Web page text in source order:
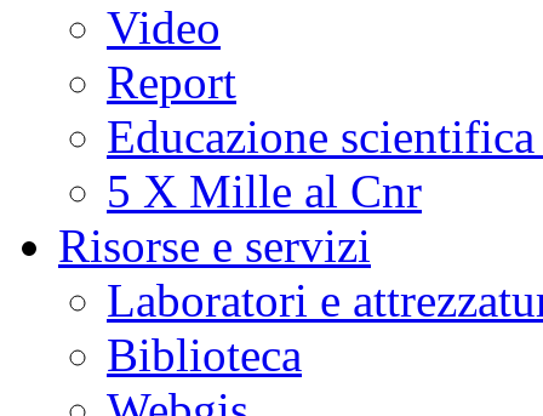
Video
Report
Educazione
5 X Mille al Cnr
Risorse e servizi
Laboratori e
Biblioteca